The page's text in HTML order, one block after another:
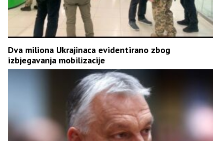
Dva miliona Ukrajinaca evidentirano zbog
izbjegavanja mobilizacije